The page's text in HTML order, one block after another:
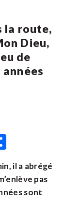
la route,
Dieu,
de
il a abrégé
pas
sont